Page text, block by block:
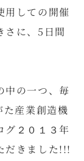
用しての開催
さに、5日間
中の一つ、毎
産業創造機
グ２０１３年
だきました!!!